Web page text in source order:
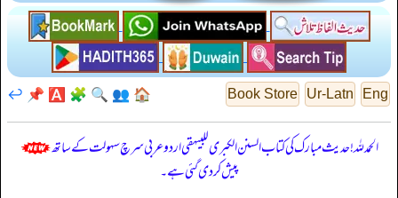
Eng
Ur-Latn
Book Store
🏠
👥
🔍
🧩
🅰️
📌
↩️
الحمدللہ! حدیث مبارک کی کتاب السنن الكبرى للبيهقي اردو عربی سرچ سہولت کے ساتھ
پیش کر دی گئی ہے۔